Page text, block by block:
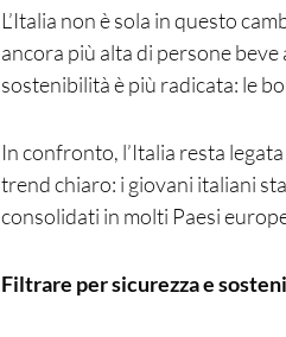
L’Italia non è sola in questo
ancora più alta di persone
sostenibilità è più radicata: le
In confronto, l’Italia resta
trend chiaro: i giovani italiani
consolidati in molti Paesi
Filtrare per sicurezza e